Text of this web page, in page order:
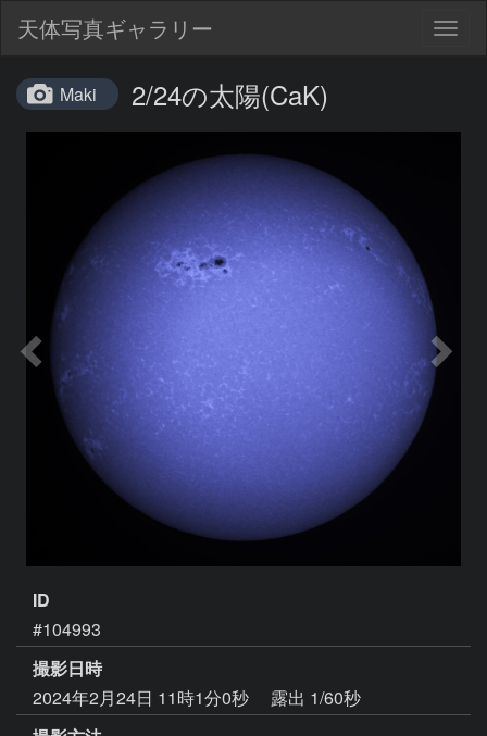
天体写真ギャラリー
Maki 2/24の太陽(CaK)
ID
#104993
撮影日時
2024年2月24日 11時1分0秒
露出 1/60秒